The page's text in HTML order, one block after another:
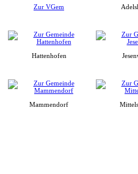
Zur VGem
Hattenhofen
Mammendorf